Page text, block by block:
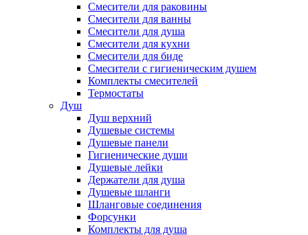
Смесители для раковины
Смесители для ванны
Смесители для душа
Смесители для кухни
Смесители для биде
Смесители с гигиеническим душем
Комплекты смесителей
Термостаты
Душ
Душ верхний
Душевые системы
Душевые панели
Гигиенические души
Душевые лейки
Держатели для душа
Душевые шланги
Шланговые соединения
Форсунки
Комплекты для душа